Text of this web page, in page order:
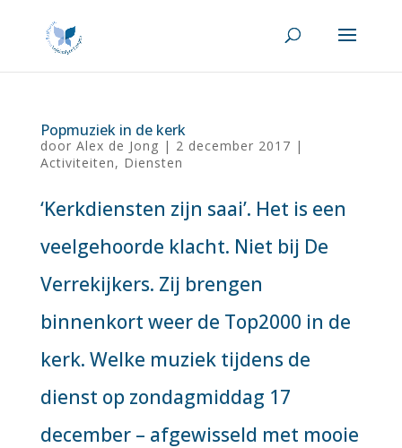
Popmuziek in de kerk
door Alex de Jong | 2 december 2017 |
Activiteiten, Diensten
‘Kerkdiensten zijn saai’. Het is een
veelgehoorde klacht. Niet bij De
Verrekijkers. Zij brengen
binnenkort weer de Top2000 in de
kerk. Welke muziek tijdens de
dienst op zondagmiddag 17
december – afgewisseld met mooie